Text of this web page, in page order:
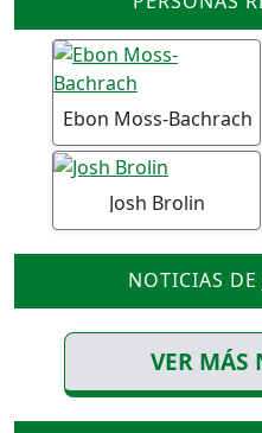
Ebon Moss-Bachrach
Josh Brolin
NOTICIAS DE
VER MÁS